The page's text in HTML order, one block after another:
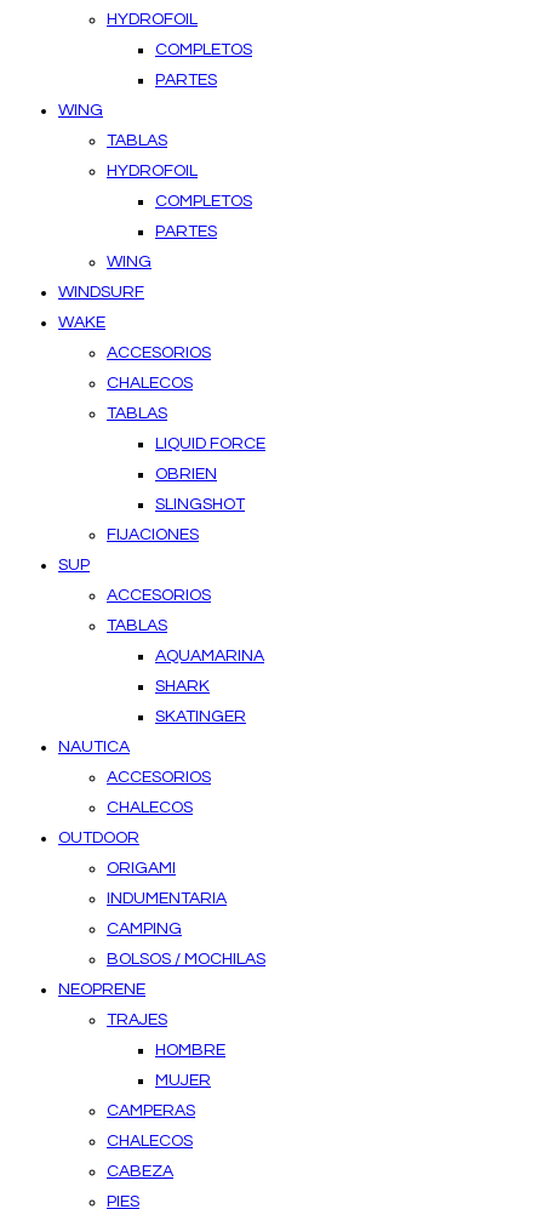
HYDROFOIL
COMPLETOS
PARTES
WING
TABLAS
HYDROFOIL
COMPLETOS
PARTES
WING
WINDSURF
WAKE
ACCESORIOS
CHALECOS
TABLAS
LIQUID FORCE
OBRIEN
SLINGSHOT
FIJACIONES
SUP
ACCESORIOS
TABLAS
AQUAMARINA
SHARK
SKATINGER
NAUTICA
ACCESORIOS
CHALECOS
OUTDOOR
ORIGAMI
INDUMENTARIA
CAMPING
BOLSOS / MOCHILAS
NEOPRENE
TRAJES
HOMBRE
MUJER
CAMPERAS
CHALECOS
CABEZA
PIES